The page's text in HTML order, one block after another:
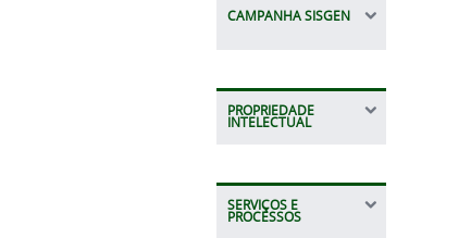
CAMPANHA SISGEN
PROPRIEDADE
INTELECTUAL
SERVIÇOS E
PROCESSOS